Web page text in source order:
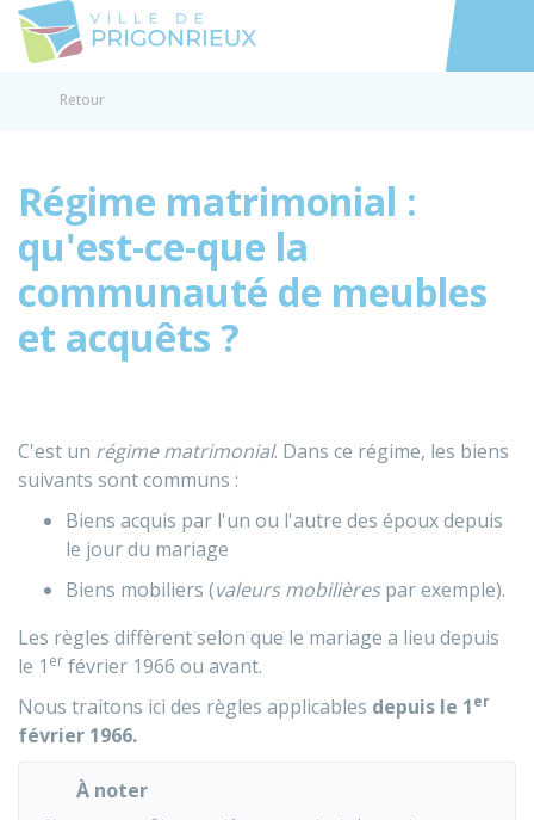
Accéder
Retour
Régime matrimonial :
qu'est-ce-que la
communauté de meubles
et acquêts ?
C'est un régime matrimonial. Dans ce régime, les biens
suivants sont communs :
Biens acquis par l'un ou l'autre des époux depuis
le jour du mariage
Biens mobiliers (valeurs mobilièrespar exemple).
Les règles diffèrent selon que le mariage a lieu depuis
le 1 er février 1966 ou avant.
Nous traitons ici des règles applicables depuis le 1er
février 1966.
À noter